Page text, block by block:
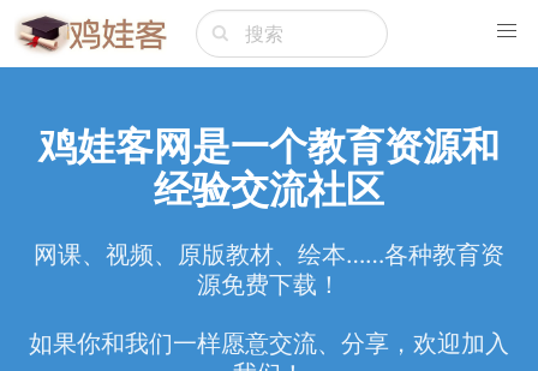
鸡娃客网是一个教育资源和
经验交流社区
网课、视频、原版教材、绘本……各种教育资
源免费下载！
如果你和我们一样愿意交流、分享，欢迎加入